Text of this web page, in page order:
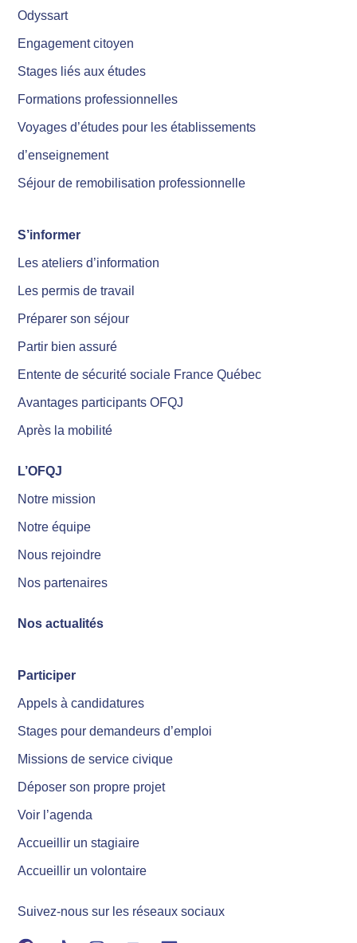
Odyssart
Engagement citoyen
Stages liés aux études
Formations professionnelles
Voyages d’études pour les établissements
d’enseignement
Séjour de remobilisation professionnelle
S’informer
Les ateliers d’information
Les permis de travail
Préparer son séjour
Partir bien assuré
Entente de sécurité sociale France Québec
Avantages participants OFQJ
Après la mobilité
L’OFQJ
Notre mission
Notre équipe
Nous rejoindre
Nos partenaires
Nos actualités
Participer
Appels à candidatures
Stages pour demandeurs d’emploi
Missions de service civique
Déposer son propre projet
Voir l’agenda
Accueillir un stagiaire
Accueillir un volontaire
Suivez-nous sur les réseaux sociaux